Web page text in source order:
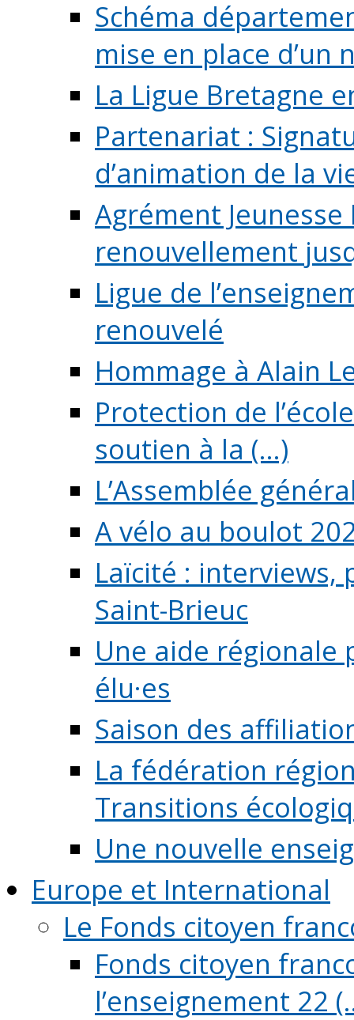
Schéma
mise en place d’un
La Ligue Bretagne
Partenariat :
d’animation de la
Agrément
renouvellement
Ligue de
renouvelé
Hommage à Alain
Protection de
soutien à la (...)
L’Assemblée
A vélo au boulot
Laïcité :
Saint-Brieuc
Une aide régionale
élu·es
Saison des
La fédération
Transitions
Une nouvelle
Europe et International
Le Fonds citoyen
Fonds citoyen
l’enseignement 22